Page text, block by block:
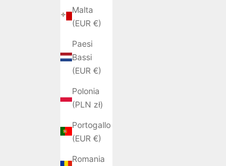
Malta
(EUR €)
Paesi
Bassi
(EUR €)
Polonia
(PLN zł)
Portogallo
(EUR €)
Romania